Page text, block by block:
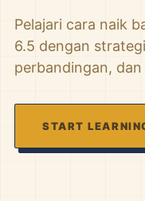
Pelajari cara naik
6.5 dengan
perbandingan,
START